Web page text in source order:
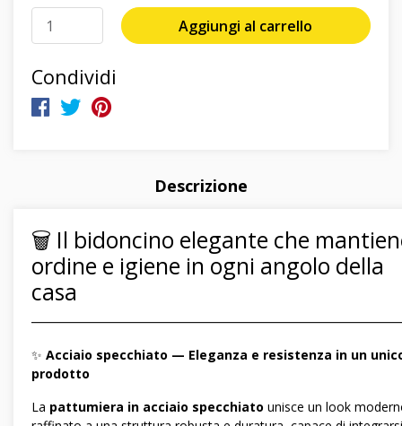
Aggiungi al carrello
Condividi
Descrizione
🗑️ Il bidoncino elegante che
ordine e igiene in ogni angolo della
casa
✨ Acciaio specchiato — Eleganza e resistenza in un
prodotto
La pattumiera in acciaio specchiato unisce un look